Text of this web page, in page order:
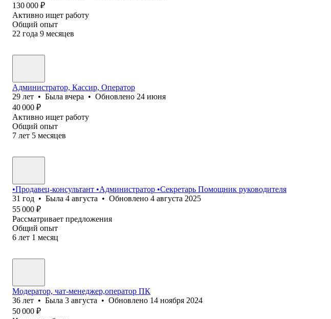
130 000 ₽
Активно ищет работу
Общий опыт
22 года 9 месяцев
Администратор, Кассир, Оператор
29 лет • Была вчера • Обновлено 24 июня
40 000 ₽
Активно ищет работу
Общий опыт
7 лет 5 месяцев
•Продавец-консультант •Администратор •Секретарь Помощник руководителя
31 год • Была 4 августа • Обновлено 4 августа 2025
55 000 ₽
Рассматривает предложения
Общий опыт
6 лет 1 месяц
Модератор, чат-менеджер,оператор ПК
36 лет • Была 3 августа • Обновлено 14 ноября 2024
50 000 ₽